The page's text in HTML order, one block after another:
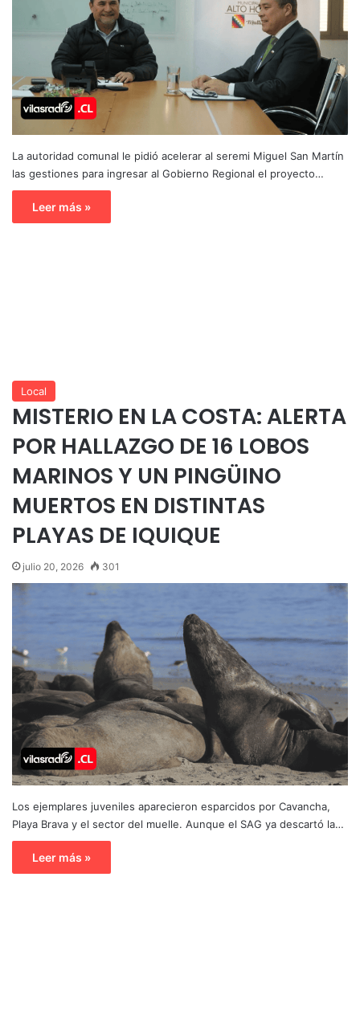
La autoridad comunal le pidió acelerar al seremi Miguel San Martín
las gestiones para ingresar al Gobierno Regional el proyecto…
Leer más »
Local
MISTERIO EN LA COSTA: ALERTA
POR HALLAZGO DE 16 LOBOS
MARINOS Y UN PINGÜINO
MUERTOS EN DISTINTAS
PLAYAS DE IQUIQUE
julio 20, 2026 301
Los ejemplares juveniles aparecieron esparcidos por Cavancha,
Playa Brava y el sector del muelle. Aunque el SAG ya descartó la…
Leer más »